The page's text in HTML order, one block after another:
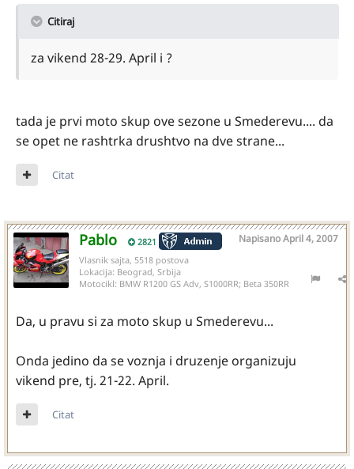
Citiraj
za vikend 28-29. April i ?
tada je prvi moto skup ove sezone u Smederevu.... da
se opet ne rashtrka drushtvo na dve strane...
Citat
Pablo 2821 NapisanoApril 4, 2007
Vlasnik sajta, 5518 postova
Lokacija: Beograd, Srbija
Motocikl: BMW R1200 GS Adv, S1000RR; Beta 350RR
Da, u pravu si za moto skup u Smederevu...
Onda jedino da se voznja i druzenje organizuju
vikend pre, tj. 21-22. April.
Citat